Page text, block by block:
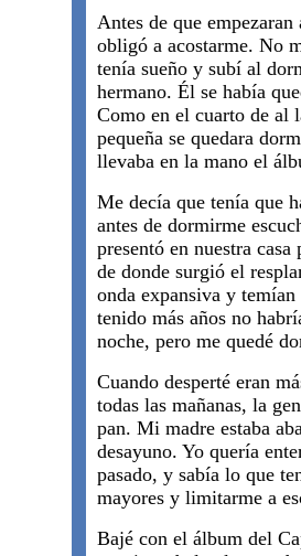
Antes de que
obligó a acostarme. No
tenía sueño y subí al
hermano. Él se había
Como en el cuarto de al
pequeña se quedara
llevaba en la mano el
Me decía que tenía que
antes de dormirme
presentó en nuestra
de donde surgió el
onda expansiva y
tenido más años no
noche, pero me quedé
Cuando desperté eran
todas las mañanas, la
pan. Mi madre estaba
desayuno. Yo quería
pasado, y sabía lo que
mayores y limitarme a
Bajé con el álbum del